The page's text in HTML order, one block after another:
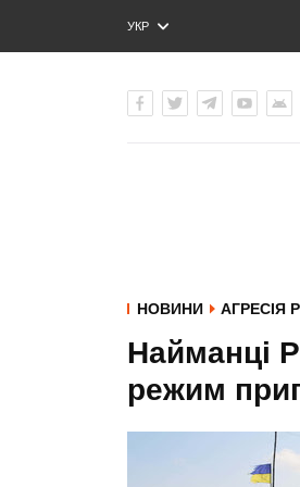
УКР
ENG
НОВИНИ АГРЕСІЯ
Найманці
режим